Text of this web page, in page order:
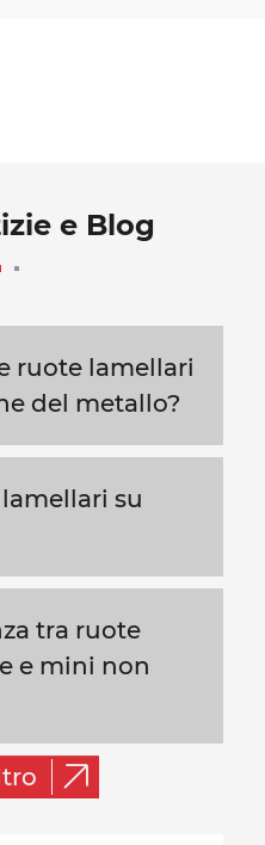
e Blog
ruote lamellari
del metallo?
su
tra ruote
e mini non